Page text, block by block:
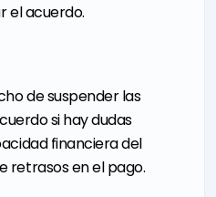
el acuerdo.
de suspender las
si hay dudas
financiera del
retrasos en el pago.